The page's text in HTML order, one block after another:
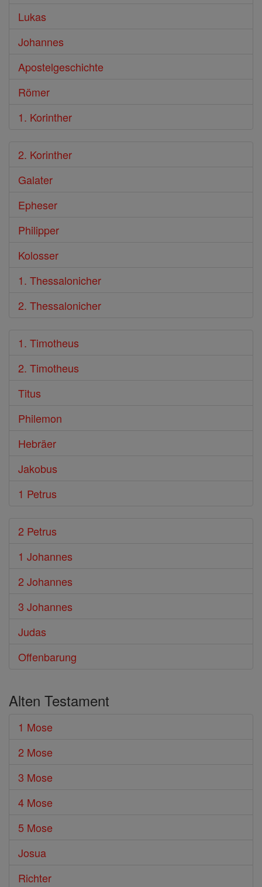
Lukas
Johannes
Apostelgeschichte
Römer
1. Korinther
2. Korinther
Galater
Epheser
Philipper
Kolosser
1. Thessalonicher
2. Thessalonicher
1. Timotheus
2. Timotheus
Titus
Philemon
Hebräer
Jakobus
1 Petrus
2 Petrus
1 Johannes
2 Johannes
3 Johannes
Judas
Offenbarung
Alten Testament
1 Mose
2 Mose
3 Mose
4 Mose
5 Mose
Josua
Richter